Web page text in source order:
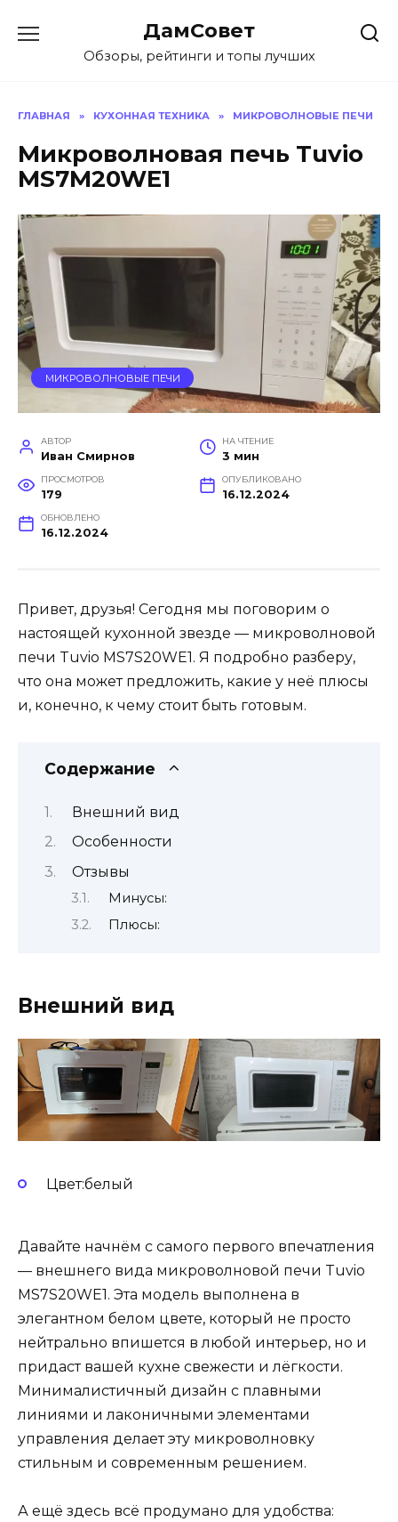
содержанию
ДамСовет
Обзоры, рейтинги и топы лучших
ГЛАВНАЯ » КУХОННАЯ ТЕХНИКА » МИКРОВОЛНОВЫЕ ПЕЧИ
Микроволновая печь Tuvio
MS7M20WE1
МИКРОВОЛНОВЫЕ ПЕЧИ
АВТОР
Иван Смирнов
НА ЧТЕНИЕ
3 мин
ПРОСМОТРОВ
179
ОПУБЛИКОВАНО
16.12.2024
ОБНОВЛЕНО
16.12.2024
Привет, друзья! Сегодня мы поговорим о
настоящей кухонной звезде — микроволновой
печи Tuvio MS7S20WE1. Я подробно разберу,
что она может предложить, какие у неё плюсы
и, конечно, к чему стоит быть готовым.
Содержание
Внешний вид
Особенности
Отзывы
Минусы:
Плюсы:
Внешний вид
Цвет:белый
Давайте начнём с самого первого впечатления
— внешнего вида микроволновой печи Tuvio
MS7S20WE1. Эта модель выполнена в
элегантном белом цвете, который не просто
нейтрально впишется в любой интерьер, но и
придаст вашей кухне свежести и лёгкости.
Минималистичный дизайн с плавными
линиями и лаконичными элементами
управления делает эту микроволновку
стильным и современным решением.
А ещё здесь всё продумано для удобства: